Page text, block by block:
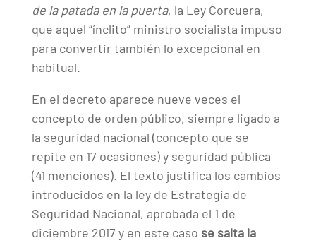
de la patada en la puerta, la Ley Corcuera,
que aquel “ínclito” ministro socialista impuso
para convertir también lo excepcional en
habitual.
En el decreto aparece nueve veces el
concepto de orden público, siempre ligado a
la seguridad nacional (concepto que se
repite en 17 ocasiones) y seguridad pública
(41 menciones). El texto justifica los cambios
introducidos en la ley de Estrategia de
Seguridad Nacional, aprobada el 1 de
diciembre 2017 y en este caso se salta la